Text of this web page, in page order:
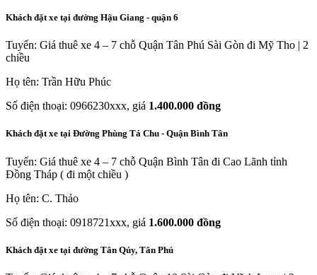
Khách đặt xe tại đường Hậu Giang - quận 6
Tuyến: Giá thuê xe 4 – 7 chỗ Quận Tân Phú Sài Gòn đi Mỹ Tho | 2
chiều
Họ tên: Trần Hữu Phúc
Số điện thoại: 0966230xxx, giá 1.400.000 đồng
Khách đặt xe tại Đường Phùng Tá Chu - Quận Bình Tân
Tuyến: Giá thuê xe 4 – 7 chỗ Quận Bình Tân đi Cao Lãnh tỉnh
Đồng Tháp ( đi một chiều )
Họ tên: C. Thảo
Số điện thoại: 0918721xxx, giá 1.600.000 đồng
Khách đặt xe tại đường Tân Qúy, Tân Phú